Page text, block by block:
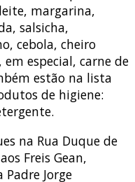
margarina,
salsicha,
cebola, cheiro
especial, carne de
estão na lista
de higiene:
na Rua Duque de
Freis Gean,
Jorge